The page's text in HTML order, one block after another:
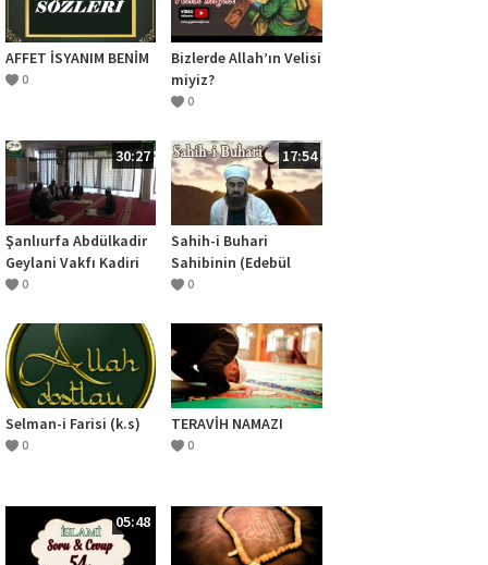
AFFET İSYANIM BENİM
0
Bizlerde Allah’ın Velisi
miyiz?
0
30:27
Şanlıurfa Abdülkadir
Geylani Vakfı Kadiri
Devran Eğitimi
0
17:54
Sahih-i Buhari
Sahibinin (Edebül
Müfred Dersleri)
Tebessüm Etmenin
Yeri
0
Selman-i Farisi (k.s)
0
TERAVİH NAMAZI
0
05:48